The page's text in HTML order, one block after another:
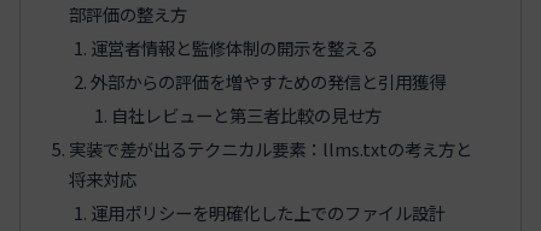
部評価の整え方
運営者情報と監修体制の開示を整える
外部からの評価を増やすための発信と引用獲得
自社レビューと第三者比較の見せ方
実装で差が出るテクニカル要素：llms.txtの考え方と
将来対応
運用ポリシーを明確化した上でのファイル設計